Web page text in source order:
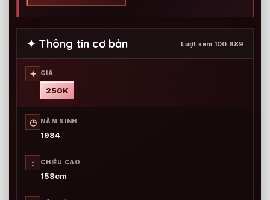
✦ Thông tin cơ bản Lượt xem 100.689
✦ GIÁ
250K
◷ NĂM SINH
1984
↕ CHIỀU CAO
158cm